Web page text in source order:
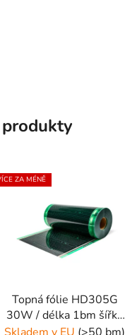
ZA MÉNĚ
Topná fólie HD305G
30W / délka 1bm šířka
50cm